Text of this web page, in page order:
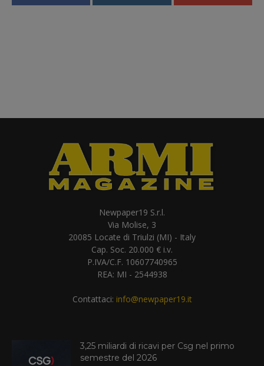
Newpaper19 S.r.l.
Via Molise, 3
20085 Locate di Triulzi (MI) - Italy
Cap. Soc. 20.000 € i.v.
P.IVA/C.F. 10607740965
REA: MI - 2544938
Contattaci: info@newpaper19.it
3,25 miliardi di ricavi per Csg nel primo
semestre del 2026